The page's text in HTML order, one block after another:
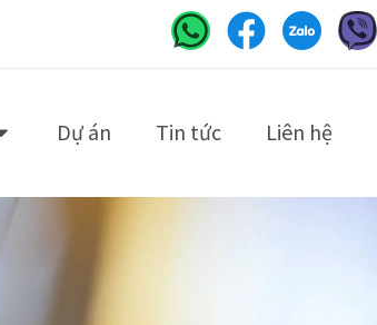
Dự án Tin tức Liên hệ